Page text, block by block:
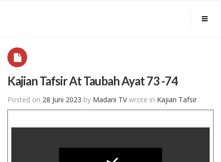
Kajian Tafsir At Taubah Ayat 73 -74
Posted on 28 Juni 2023 by Madani TVwrote in Kajian Tafsir.